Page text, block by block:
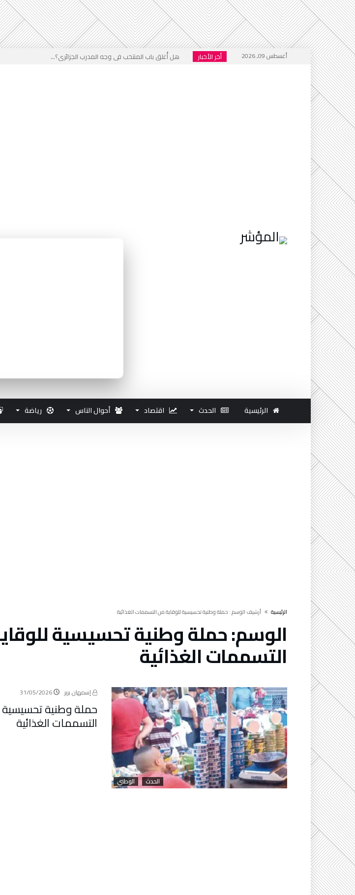
أغسطس 09, 2026 أخر الأخبار
هل أُغلق باب المنتخب في وجه المدرب الجزائري؟...
الرئيسية الحدث اقتصاد أحوال الناس رياضة
‫الرئيسية‬ ‫أرشيف الوسم :‬ حملة وطنية تحسيسية للوقاية من التسممات الغذائية
الوسم:حملة وطنية تحسيسية
التسممات الغذائية
الحدث الوطني
إسمهان بربر 31/05/2026
حملة وطنية
التسممات الغذائية